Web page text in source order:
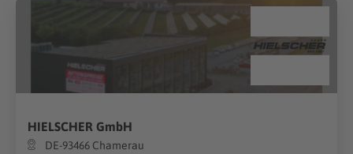
HIELSCHER GmbH
DE-93466 Chamerau